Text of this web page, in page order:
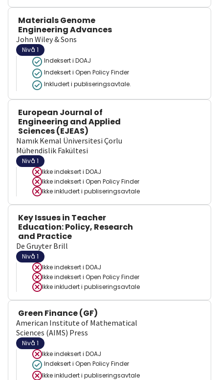
Materials Genome
Engineering Advances
John Wiley & Sons
Nivå 1
Indeksert i DOAJ
Indeksert i Open Policy Finder
Inkludert i publiseringsavtale.
European Journal of
Engineering and Applied
Sciences (EJEAS)
Namık Kemal Üniversitesi Çorlu
Mühendislik Fakültesi
Nivå 1
Ikke indeksert i DOAJ
Ikke indeksert i Open Policy Finder
Ikke inkludert i publiseringsavtale
Key Issues in Teacher
Education: Policy, Research
and Practice
De Gruyter Brill
Nivå 1
Ikke indeksert i DOAJ
Ikke indeksert i Open Policy Finder
Ikke inkludert i publiseringsavtale
Green Finance (GF)
American Institute of Mathematical
Sciences (AIMS) Press
Nivå 1
Ikke indeksert i DOAJ
Indeksert i Open Policy Finder
Ikke inkludert i publiseringsavtale